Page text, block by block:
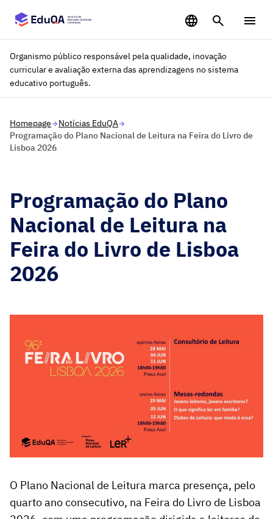
Organismo público responsável pela qualidade, inovação
curricular e avaliação externa das aprendizagens no sistema
educativo português.
Homepage
Notícias EduQA
Programação do Plano Nacional de Leitura na Feira do Livro de
Lisboa 2026
Programação do Plano
Nacional de Leitura na
Feira do Livro de Lisboa
2026
O Plano Nacional de Leitura marca presença, pelo
quarto ano consecutivo, na Feira do Livro de Lisboa